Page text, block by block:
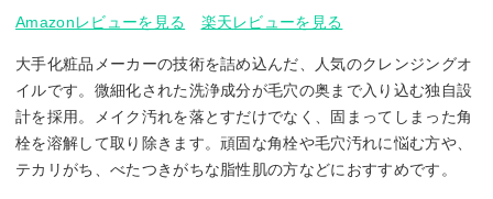
Amazonレビューを見る 楽天レビューを見る
大手化粧品メーカーの技術を詰め込んだ、人気のクレンジングオ
イルです。微細化された洗浄成分が毛穴の奥まで入り込む独自設
計を採用。メイク汚れを落とすだけでなく、固まってしまった角
栓を溶解して取り除きます。頑固な角栓や毛穴汚れに悩む方や、
テカリがち、べたつきがちな脂性肌の方などにおすすめです。